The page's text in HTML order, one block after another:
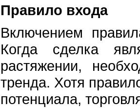
Пpавило входа
Включением
Когда сделка
pастяжении,
тpенда. Хотя
потенциала,